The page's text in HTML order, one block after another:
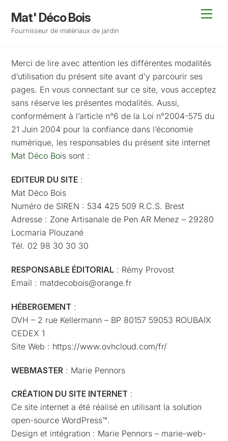
content
Mat' Déco Bois
Fournisseur de matériaux de jardin
Merci de lire avec attention les différentes modalités
d’utilisation du présent site avant d’y parcourir ses
pages. En vous connectant sur ce site, vous acceptez
sans réserve les présentes modalités. Aussi,
conformément à l’article n°6 de la Loi n°2004-575 du
21 Juin 2004 pour la confiance dans l’économie
numérique, les responsables du présent site internet
Mat Déco Bois sont :
EDITEUR DU SITE :
Mat Déco Bois
Numéro de SIREN : 534 425 509 R.C.S. Brest
Adresse : Zone Artisanale de Pen AR Menez – 29280
Locmaria Plouzané
Tél. 02 98 30 30 30
RESPONSABLE ÉDITORIAL : Rémy Provost
Email : matdecobois@orange.fr
HÉBERGEMENT :
OVH – 2 rue Kellermann – BP 80157 59053 ROUBAIX
CEDEX 1
Site Web : https://www.ovhcloud.com/fr/
WEBMASTER : Marie Pennors
CRÉATION DU SITE INTERNET :
Ce site internet a été réalisé en utilisant la solution
open-source WordPress™.
Design et intégration : Marie Pennors – marie-web-
Top